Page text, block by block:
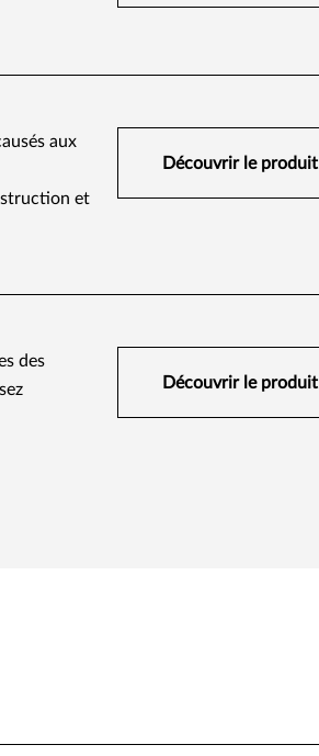
aux
et
Découvrir le produit
des
Découvrir le produit